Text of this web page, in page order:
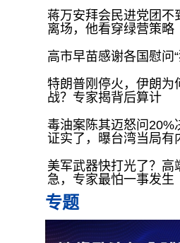
蒋万安拜会民进党团不
离场，他看穿绿营策略
高市早苗感谢各国慰问
特朗普刚停火，伊朗为
战？专家揭背后算计
毒油案陈其迈怒问20%
证实了，曝台湾当局有
美军武器快打光了？高
急，专家最怕一事发生
专题